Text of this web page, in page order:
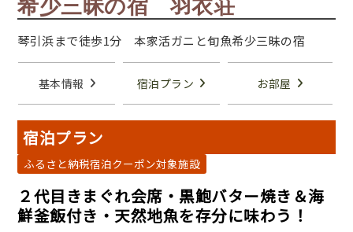
希少三昧の宿 羽衣荘
琴引浜まで徒歩1分 本家活ガニと旬魚希少三昧の宿
基本情報 宿泊プラン お部屋
宿泊プラン
ふるさと納税宿泊クーポン対象施設
２代目きまぐれ会席・黒鮑バター焼き＆海
鮮釜飯付き・天然地魚を存分に味わう！